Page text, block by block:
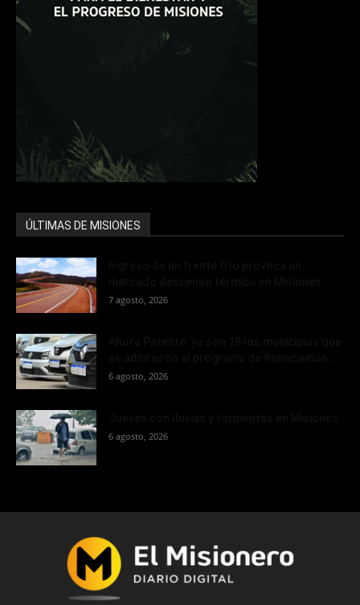
ÚLTIMAS DE MISIONES
7 agosto, 2026
6 agosto, 2026
6 agosto, 2026